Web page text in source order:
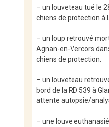
– un louveteau tué le
chiens de protection à
– un loup retrouvé
Agnan-en-Vercors
chiens de protection.
– un louveteau
bord de la RD 539 à
attente autopsie/
– une louve